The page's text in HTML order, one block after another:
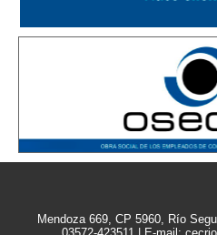
Mendoza 669, CP 5960, Río